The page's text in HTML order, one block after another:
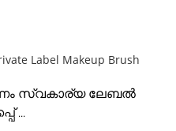
സ്വകാര്യ ലേബൽ
...